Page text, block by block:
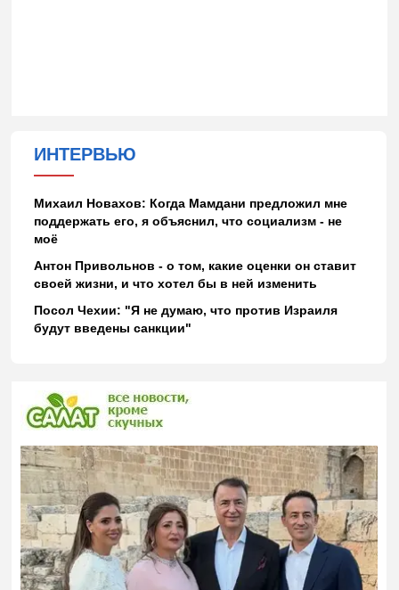
ИНТЕРВЬЮ
Михаил Новахов: Когда Мамдани предложил мне
поддержать его, я объяснил, что социализм - не
моё
Антон Привольнов - о том, какие оценки он ставит
своей жизни, и что хотел бы в ней изменить
Посол Чехии: "Я не думаю, что против Израиля
будут введены санкции"